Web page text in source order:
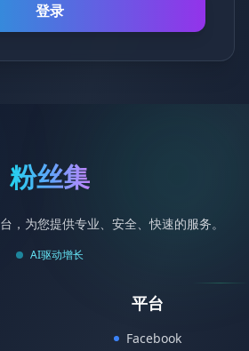
登录
粉丝集
，为您提供专业、安全、快速的服务。
AI驱动增长
平台
Facebook